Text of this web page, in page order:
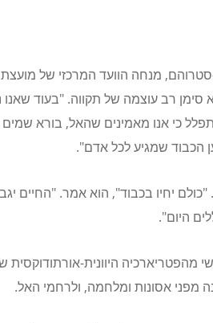
מנחה הוועד המרכזי של
סימן רב עוצמה של תקווה. "בעוד
כי אנו מאמינים שהאל, בורא
הכבוד שמגיע לכל אדם".
יחיו בכבוד", הוא אמר. "החיים
היום".
מהפטריארכיה היוונית-אורתודוקסית
מפני אסונות ומלחמה, ולרחמי האל.